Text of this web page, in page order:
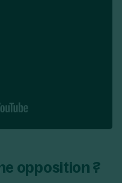
opposition ?